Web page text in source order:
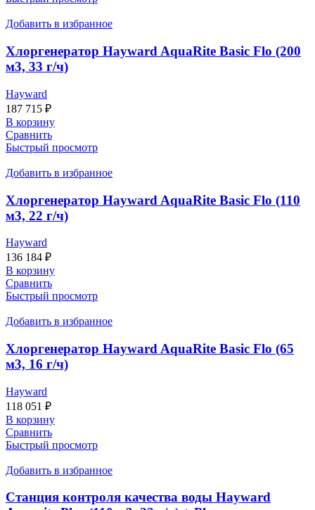
Добавить в избранное
Хлоргенератор Hayward AquaRite Basic Flo (200
м3, 33 г/ч)
Hayward
187 715 ₽
В корзину
Сравнить
Быстрый просмотр
Добавить в избранное
Хлоргенератор Hayward AquaRite Basic Flo (110
м3, 22 г/ч)
Hayward
136 184 ₽
В корзину
Сравнить
Быстрый просмотр
Добавить в избранное
Хлоргенератор Hayward AquaRite Basic Flo (65
м3, 16 г/ч)
Hayward
118 051 ₽
В корзину
Сравнить
Быстрый просмотр
Добавить в избранное
Станция контроля качества воды Hayward